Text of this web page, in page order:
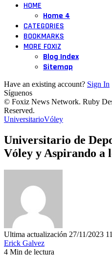
HOME
Home 4
CATEGORIES
BOOKMARKS
MORE FOXIZ
Blog Index
Sitemap
Have an existing account? Sign In
Síguenos
© Foxiz News Network. Ruby
Reserved.
UniversitarioVóley
Universitario de
Vóley y Aspirando a
Ultima actualización 27/11/2023
Erick Galvez
4 Min de lectura